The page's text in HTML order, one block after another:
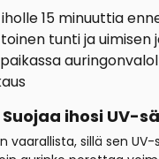
15 minuuttia
tunti ja
ihosi UV-
vaarallista, sillä sen